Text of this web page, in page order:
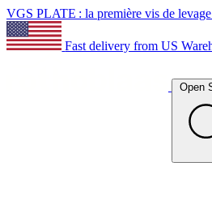
VGS PLATE : la première vis de
Fast delivery from US
Open